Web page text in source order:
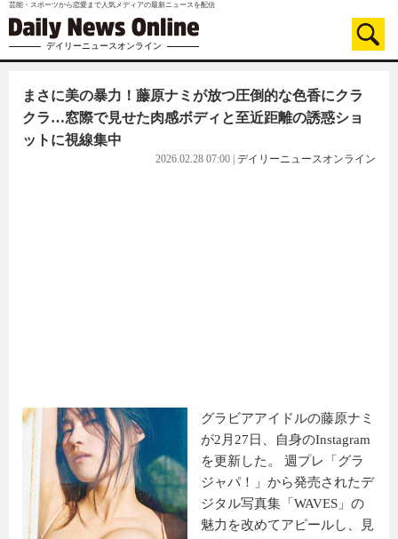
芸能・スポーツから恋愛まで人気メディアの最新ニュースを配信
デイリーニュースオンライン
まさに美の暴力！藤原ナミが放つ圧倒的な色香にクラ
クラ…窓際で見せた肉感ボディと至近距離の誘惑ショ
ットに視線集中
2026.02.28 07:00 デイリーニュースオンライン
グラビアアイドルの藤原ナミ
が2月27日、自身のInstagram
を更新した。 週プレ「グラ
ジャパ！」から発売されたデ
ジタル写真集「WAVES」の
魅力を改めてアピールし、見